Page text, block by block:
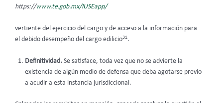
https://www.te.gob.mx/IUSEapp/
vertiente del ejercicio del cargo y de acceso a la información para
el debido desempeño del cargo edilicio31.
Definitividad. Se satisface, toda vez que no se advierte la
existencia de algún medio de defensa que deba agotarse previo
a acudir a esta instancia jurisdiccional.